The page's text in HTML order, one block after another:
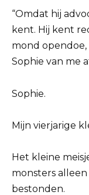
“Omdat hij
kent. Hij kent
mond opendoe,
Sophie van me
Sophie.
Mijn vierjarige
Het kleine
monsters
bestonden.